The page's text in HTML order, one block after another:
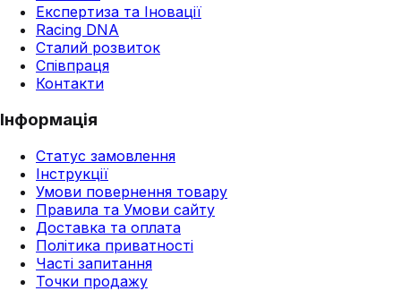
Експертиза та Іновації
Racing DNA
Сталий розвиток
Співпраця
Контакти
Інформація
Статус замовлення
Інструкції
Умови повернення товару
Правила та Умови сайту
Доставка та оплата
Політика приватності
Часті запитання
Точки продажу